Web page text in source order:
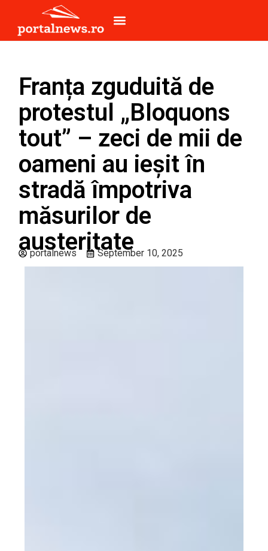
Franța zguduită de
protestul „Bloquons
tout” – zeci de mii de
oameni au ieșit în
stradă împotriva
măsurilor de
austeritate
portalnews September 10, 2025